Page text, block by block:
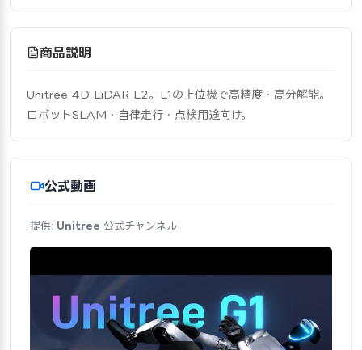
商品説明
Unitree 4D LiDAR L2。L1の上位機で高精度・高分解能。
ロボットSLAM・自律走行・点検用途向け。
公式動画
提供: Unitree 公式チャンネル